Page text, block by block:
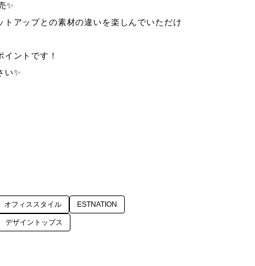
✨
アップとの素材の違いを楽しんでいただけ
ントです！
い✨
オフィススタイル ESTNATION
デザイントップス